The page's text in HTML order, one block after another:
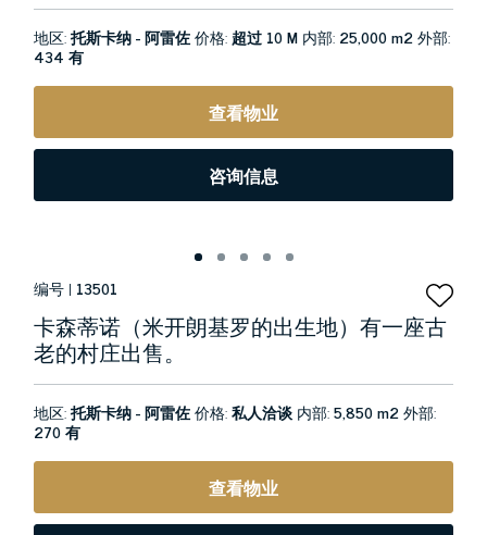
地区:托斯卡纳 - 阿雷佐价格: 超过 10 M 内部: 25,000 m2外部:
434 有
查看物业
咨询信息
编号 | 13501
卡森蒂诺（米开朗基罗的出生地）有一座古
老的村庄出售。
地区:托斯卡纳 - 阿雷佐价格:私人洽谈 内部:5,850 m2外部:
270 有
查看物业